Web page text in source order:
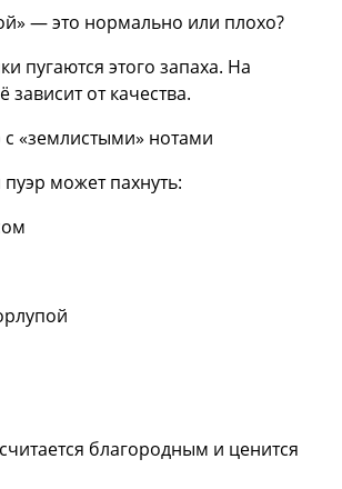
— это нормально или плохо?
пугаются этого запаха. На
зависит от качества.
«землистыми» нотами
может пахнуть:
благородным и ценится